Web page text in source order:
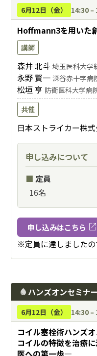
6月12日（金） 14:30 –
Hoffmann3を用いた
講師
森井 北斗 埼玉医科大学
永野 賢一 深谷赤十字病
松垣 亨 防衛医科大学病
共催
日本ストライカー株
申し込みについて
定員
16名
申し込みはこちら open_in_new
※定員に達しました
water_drop ハンズオンセミナ
6月12日（金） 14:30 –
コイル塞栓術ハンズ
コイルの特徴を治療